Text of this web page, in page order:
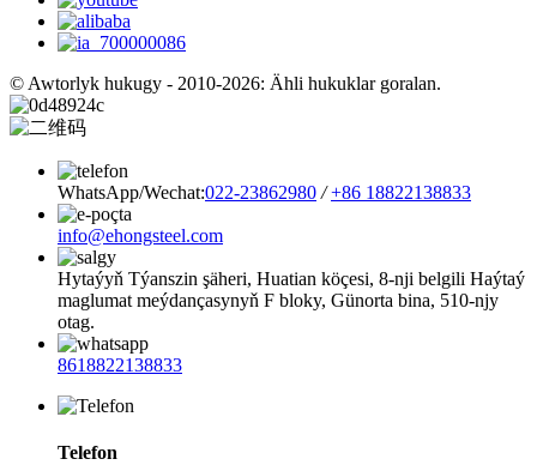
© Awtorlyk hukugy - 2010-2026: Ähli hukuklar goralan.
WhatsApp/Wechat:022-23862980 / +86 18822138833
info@ehongsteel.com
Hytaýyň Týanszin şäheri, Huatian köçesi, 8-nji belgili Haýtaý
maglumat meýdançasynyň F bloky, Günorta bina, 510-njy
otag.
8618822138833
Telefon